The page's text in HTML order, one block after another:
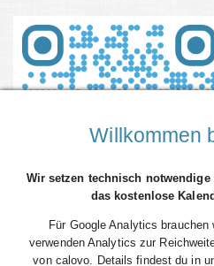
Willkommen
Wir setzen technisch
das kostenlose
Für Google Analytics
verwenden Analytics zur
von calovo. Details findest du in